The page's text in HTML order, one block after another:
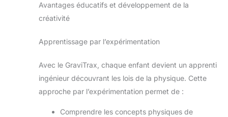
Avantages éducatifs et développement de la
créativité
Apprentissage par l’expérimentation
Avec le GraviTrax, chaque enfant devient un apprenti
ingénieur découvrant les lois de la physique. Cette
approche par l’expérimentation permet de :
Comprendre les concepts physiques de